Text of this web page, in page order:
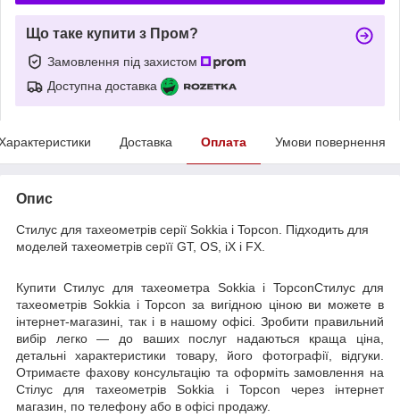
Що таке купити з Пром?
Замовлення під захистом
Доступна доставка
Доставка Оплата Умови повернення
Опис
Стилус для тахеометрів серії Sokkia і Topcon. Підходить для
моделей тахеометрів серїї GT, OS, iX і FX.
Купити Стилус для тахеометра Sokkia і TopconСтилус для
тахеометрів Sokkia і Topcon за вигідною ціною ви можете в
інтернет-магазині, так і в нашому офісі. Зробити правильний
вибір легко — до ваших послуг надаються краща ціна,
детальні характеристики товару, його фотографії, відгуки.
Отримаєте фахову консультацію та оформіть замовлення на
Стілус для тахеометрів Sokkia і Topcon через інтернет
магазин, по телефону або в офісі продажу.